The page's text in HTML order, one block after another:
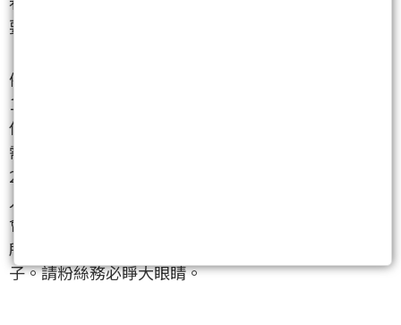
要發動囉。#面板 #彩晶 #群創 #友達
備註：
1.保證：不管對錯永久不刪文。但我是人不是神，無法
保證把把贏把把賺，投資有風險，操作需自主，盈虧
需自擔。
2.我就當平台是免費雲端存儲空間，自己看自己爽。本
人不收會員，也不賣課程，更沒有建群，你找我，我
會把你當朋友，但我“不會也沒必要”主動私聊誰。
所有冒用我名，主動私信你的，都是假的，都是騙
子。請粉絲務必睜大眼睛。